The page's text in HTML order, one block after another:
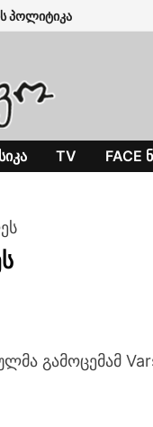
პოლიტიკა
TV FACE
გამოცემამ